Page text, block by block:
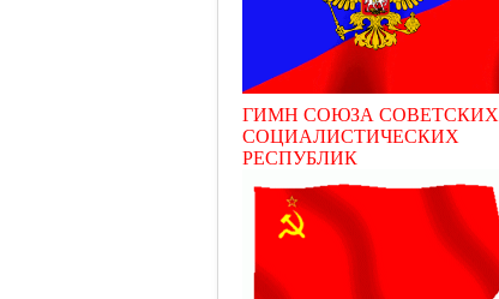
ГИМН СОЮЗА СОВЕТСКИХ
СОЦИАЛИСТИЧЕСКИХ
РЕСПУБЛИК